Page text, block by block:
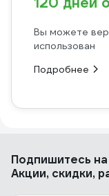
Вы можете
использован
Подробнее
Подпишитесь
Акции, скидки,